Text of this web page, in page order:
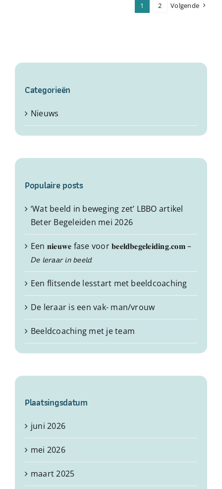
1 2 Volgende
Categorieën
Nieuws
Populaire posts
‘Wat beeld in beweging zet’ LBBO artikel
Beter Begeleiden mei 2026
Een 𝐧𝐢𝐞𝐮𝐰𝐞 fase voor 𝐛𝐞𝐞𝐥𝐝𝐛𝐞𝐠𝐞𝐥𝐞𝐢𝐝𝐢𝐧𝐠.𝐜𝐨𝐦 –
𝘋𝘦 𝘭𝘦𝘳𝘢𝘢𝘳 𝘪𝘯 𝘣𝘦𝘦𝘭𝘥
Een flitsende lesstart met beeldcoaching
De leraar is een vak- man/vrouw
Beeldcoaching met je team
Plaatsingsdatum
juni 2026
mei 2026
maart 2025